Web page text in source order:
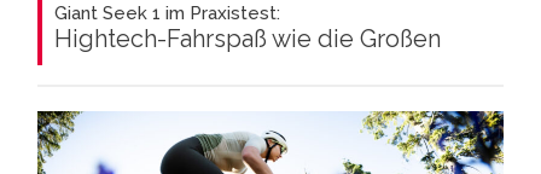
Giant Seek 1 im Praxistest:
Hightech-Fahrspaß wie die Großen